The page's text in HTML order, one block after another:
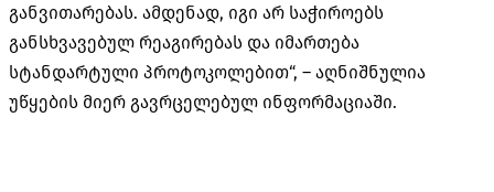
განვითარებას. ამდენად, იგი არ საჭიროებს
განსხვავებულ რეაგირებას და იმართება
სტანდარტული პროტოკოლებით“, – აღნიშნულია
უწყების მიერ გავრცელებულ ინფორმაციაში.